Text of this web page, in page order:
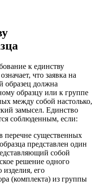
к единству
что заявка на
образец должна
образцу или к группе
между собой настолько,
замысел. Единство
соблюденным, если:
перечне существенных
представлен один
собой
решение одного
изделия, его
(комплекта) из группы